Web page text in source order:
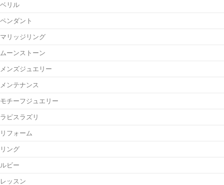
ベリル
ペンダント
マリッジリング
ムーンストーン
メンズジュエリー
メンテナンス
モチーフジュエリー
ラピスラズリ
リフォーム
リング
ルビー
レッスン